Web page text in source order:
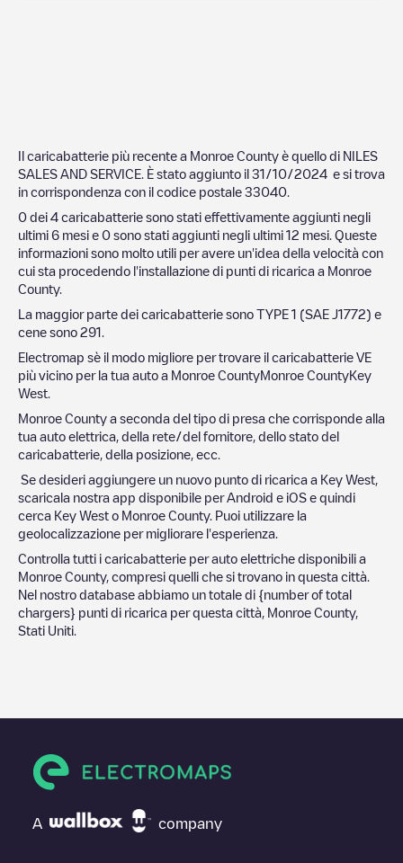
Il caricabatterie più recente a Monroe County è quello di NILES
SALES AND SERVICE . È stato aggiunto il 31/10/2024 e si trova
in corrispondenza con il codice postale 33040
0 dei 4 caricabatterie sono stati effettivamente aggiunti negli
ultimi 6 mesi e 0 sono stati aggiunti negli ultimi 12 mesi. Queste
informazioni sono molto utili per avere un'idea della velocità con
cui sta procedendo l'installazione di punti di ricarica a Monroe
County.
La maggior parte dei caricabatterie sono TYPE 1 (SAE J1772) e
cene sono 291
Electromap sè il modo migliore per trovare il caricabatterie VE
più vicino per la tua auto a Monroe CountyMonroe CountyKey
West
Monroe County a seconda del tipo di presa che corrisponde alla
tua auto elettrica, della rete/del fornitore, dello stato del
caricabatterie, della posizione, ecc.
Se desideri aggiungere un nuovo punto di ricarica a Key West
scaricala nostra app disponibile per Android e iOS e quindi
cerca Key West o Monroe County. Puoi utilizzare la
geolocalizzazione per migliorare l'esperienza.
Controlla tutti i caricabatterie per auto elettriche disponibili a
Monroe County, compresi quelli che si trovano in questa città.
Nel nostro database abbiamo un totale di {number of total
chargers} punti di ricarica per questa città, Monroe County,
Stati Uniti
A company